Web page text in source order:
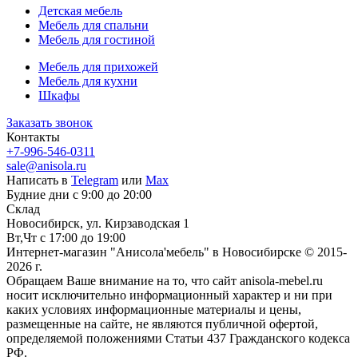
Детская мебель
Мебель для спальни
Мебель для гостиной
Мебель для прихожей
Мебель для кухни
Шкафы
Заказать звонок
Контакты
+7-996-546-0311
sale@anisola.ru
Написать в Telegram или Max
Будние дни с 9:00 до 20:00
Склад
Новосибирск, ул. Кирзаводская 1
Вт,Чт с 17:00 до 19:00
Интернет-магазин "Анисола'мебель" в Новосибирске © 2015-
2026 г.
Обращаем Ваше внимание на то, что сайт anisola-mebel.ru
носит исключительно информационный характер и ни при
каких условиях информационные материалы и цены,
размещенные на сайте, не являются публичной офертой,
определяемой положениями Статьи 437 Гражданского кодекса
РФ.